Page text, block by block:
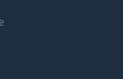
instalación